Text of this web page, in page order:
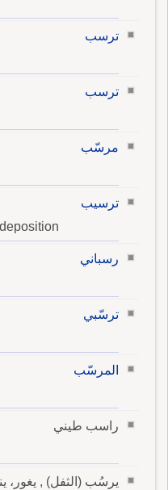
ترسب
ترسب
مرسّب
ترسيب
رسباني
ترسّبي
المرسّب
راسب طيني
يرسُب (الثفل) , يغور،